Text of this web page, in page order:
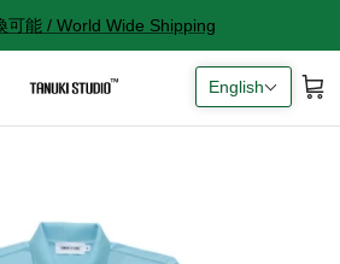
可能 / World Wide Shipping
English